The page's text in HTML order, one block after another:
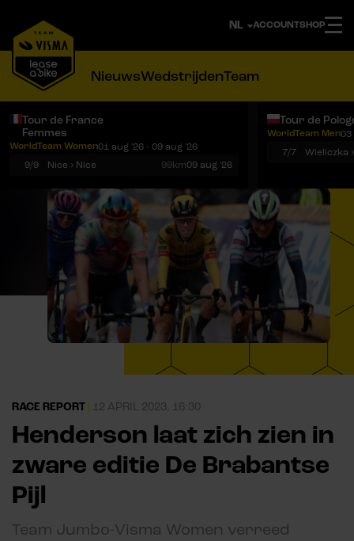
ACCOUNTSHOP
NieuwsWedstrijdenTeam
Tour de France
Femmes
WorldTeam Women01 aug '26 - 09 aug '26
9/9
Nice › Nice 99km09 aug '26
Tour de
WorldTeam Men03
7/7
Wieliczka
RACE REPORT 12 APRIL 2023, 16:30
Henderson laat zich zien in
zware editie De Brabantse
Pijl
Team Jumbo-Visma Women verreed